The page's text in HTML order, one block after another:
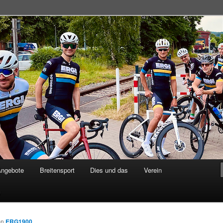
Breitensport Dies und das Verein